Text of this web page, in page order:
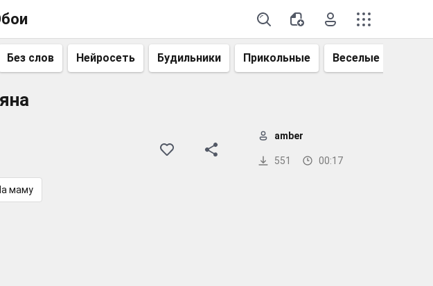
Без слов Нейросеть Будильники Прикольные Веселые
551 00:17
amber
маму